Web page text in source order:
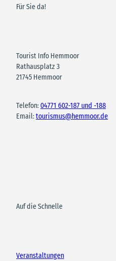
Für Sie da!
Tourist Info Hemmoor
Rathausplatz 3
21745 Hemmoor
Telefon:04771 602-187 und -188
Email:tourismus@hemmoor.de
Auf die Schnelle
Veranstaltungen